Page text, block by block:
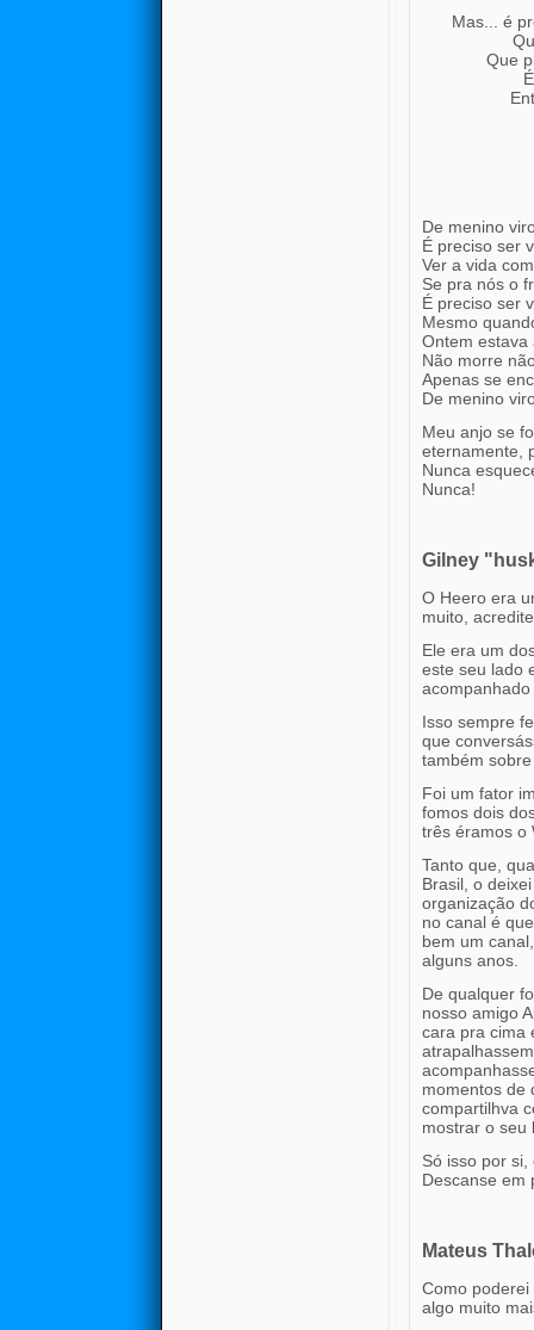
Mas... é
Que
De menino
É preciso ser
Ver a vida
Se pra nós o
É preciso ser
Mesmo
Ontem estava
Não morre
Apenas se
De menino
Meu anjo se
eternamente,
Nunca
Nunca!
Gilney
O Heero era
muito,
Ele era um
este seu lado
Isso sempre
que
também
Foi um fator
fomos dois
três éramos o
Tanto que,
Brasil, o
organização
no canal é
bem um
alguns anos.
De qualquer
nosso amigo
cara pra cima
momentos de
compartilhva
mostrar o seu
Só isso por
Descanse em
Mateus
Como
algo muito